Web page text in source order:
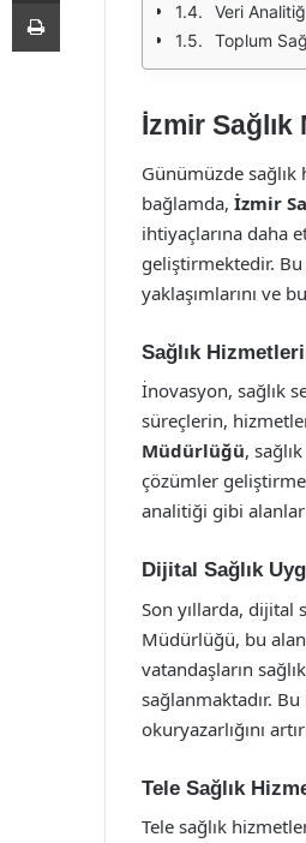
Veri
Toplum
İzmir
Günümüzde
bağlamda, İzmir
ihtiyaçlarına daha
geliştirmektedir. Bu
yaklaşımlarını ve
Sağlık
İnovasyon, sağlık
süreçlerin,
Müdürlüğü,
çözümler
analitiği gibi alanlar
Dijital Sağlık
Son yıllarda, dijital
Müdürlüğü, bu
vatandaşların
sağlanmaktadır.
okuryazarlığını
Tele Sağlık
Tele sağlık